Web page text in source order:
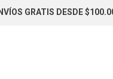
DESDE $100.000